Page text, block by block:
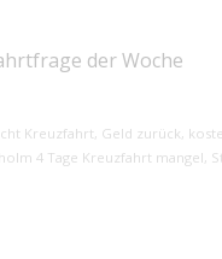
der Woche
Kreuzfahrt, Geld zurück,
4 Tage Kreuzfahrt mangel,